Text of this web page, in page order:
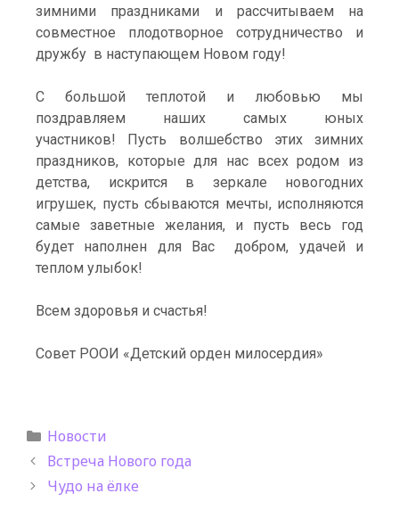
зимними праздниками и рассчитываем на
совместное плодотворное сотрудничество и
дружбу в наступающем Новом году!
С большой теплотой и любовью мы
поздравляем наших самых юных
участников! Пусть волшебство этих зимних
праздников, которые для нас всех родом из
детства, искрится в зеркале новогодних
игрушек, пусть сбываются мечты, исполняются
самые заветные желания, и пусть весь год
будет наполнен для Вас добром, удачей и
теплом улыбок!
Всем здоровья и счастья!
Совет РООИ «Детский орден милосердия»
Новости
Встреча Нового года
Чудо на ёлке